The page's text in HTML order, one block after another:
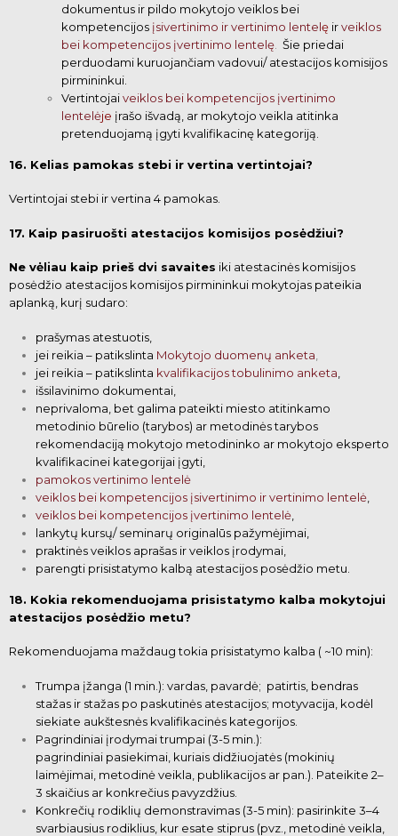
dokumentus ir pildo mokytojo veiklos bei
kompetencijos įsivertinimo ir vertinimo lentelę ir veiklos
bei kompetencijos įvertinimo lentelę .Šie priedai
perduodami kuruojančiam vadovui/ atestacijos komisijos
pirmininkui.
Vertintojai veiklos bei kompetencijos įvertinimo
lentelėje įrašo išvadą, ar mokytojo veikla atitinka
pretenduojamą įgyti kvalifikacinę kategoriją.
16. Kelias pamokas stebi ir vertina vertintojai?
Vertintojai stebi ir vertina 4 pamokas.
17. Kaip pasiruošti atestacijos komisijos posėdžiui?
Ne vėliau kaip prieš dvi savaites iki atestacinės komisijos
posėdžio atestacijos komisijos pirmininkui mokytojas pateikia
aplanką, kurį sudaro:
prašymas atestuotis,
jei reikia – patikslinta Mokytojo duomenų anketa
jei reikia – patikslinta kvalifikacijos tobulinimo anketa
išsilavinimo dokumentai,
neprivaloma, bet galima pateikti miesto atitinkamo
metodinio būrelio (tarybos) ar metodinės tarybos
rekomendaciją mokytojo metodininko ar mokytojo eksperto
kvalifikacinei kategorijai įgyti,
pamokos vertinimo lentelė
veiklos bei kompetencijos įsivertinimo ir vertinimo lentelė,
veiklos bei kompetencijos įvertinimo lentelė,
lankytų kursų/ seminarų originalūs pažymėjimai,
praktinės veiklos aprašas ir veiklos įrodymai,
parengti prisistatymo kalbą atestacijos posėdžio metu.
18. Kokia rekomenduojama prisistatymo kalba mokytojui
atestacijos posėdžio metu?
Rekomenduojama maždaug tokia prisistatymo kalba ( ~10 min):
Trumpa įžanga (1 min.): vardas, pavardė; patirtis, bendras
stažas ir stažas po paskutinės atestacijos; motyvacija, kodėl
siekiate aukštesnės kvalifikacinės kategorijos.
Pagrindiniai įrodymai trumpai (3-5 min.):
pagrindiniai pasiekimai, kuriais didžiuojatės (mokinių
laimėjimai, metodinė veikla, publikacijos ar pan.). Pateikite 2–
3 skaičius ar konkrečius pavyzdžius.
Konkrečių rodiklių demonstravimas (3-5 min): pasirinkite 3–4
svarbiausius rodiklius, kur esate stiprus (pvz., metodinė veikla,